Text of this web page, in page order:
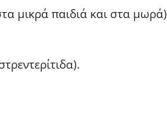
μικρά παιδιά και στα μωρά)